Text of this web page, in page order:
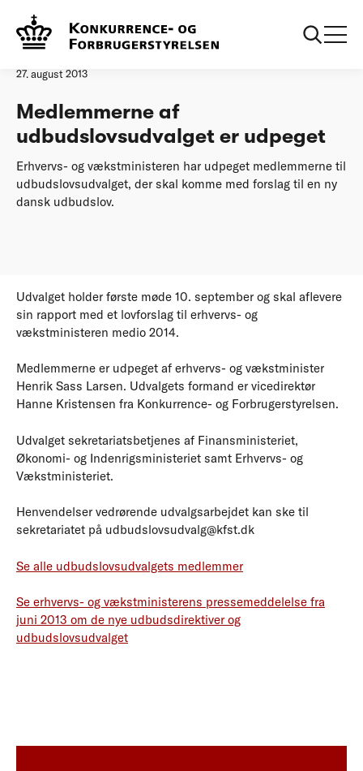
Forside
27. august 2013
Medlemmerne af
udbudslovsudvalget er udpeget
Erhvervs- og vækstministeren har udpeget medlemmerne til
udbudslovsudvalget, der skal komme med forslag til en ny
dansk udbudslov.
Udvalget holder første møde 10. september og skal aflevere
sin rapport med et lovforslag til erhvervs- og
vækstministeren medio 2014.
Medlemmerne er udpeget af erhvervs- og vækstminister
Henrik Sass Larsen. Udvalgets formand er vicedirektør
Hanne Kristensen fra Konkurrence- og Forbrugerstyrelsen.
Udvalget sekretariatsbetjenes af Finansministeriet,
Økonomi- og Indenrigsministeriet samt Erhvervs- og
Vækstministeriet.
Henvendelser vedrørende udvalgsarbejdet kan ske til
sekretariatet på udbudslovsudvalg@kfst.dk
Se alle udbudslovsudvalgets medlemmer
Se erhvervs- og vækstministerens pressemeddelelse fra
juni 2013 om de nye udbudsdirektiver og
udbudslovsudvalget